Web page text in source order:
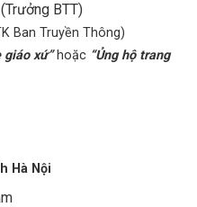
BTT)
Ban Truyền Thông)
giáo xứ”hoặc “Ủng hộ trang
Hà Nội